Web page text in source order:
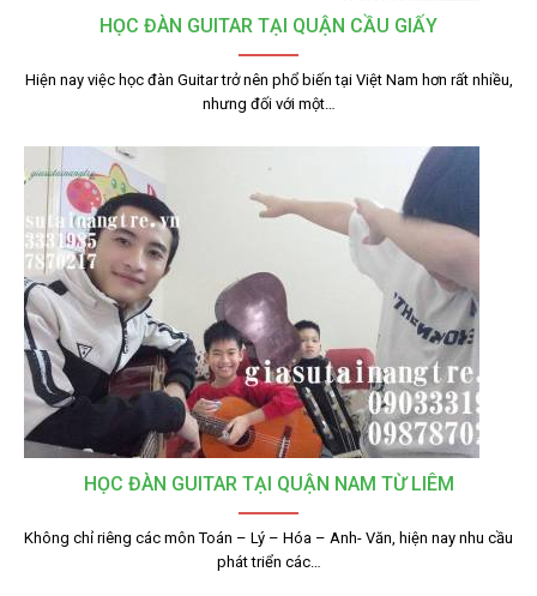
HỌC ĐÀN GUITAR TẠI QUẬN CẦU GIẤY
Hiện nay việc học đàn Guitar trở nên phổ biến tại Việt Nam hơn rất nhiều,
nhưng đối với một…
HỌC ĐÀN GUITAR TẠI QUẬN NAM TỪ LIÊM
Không chỉ riêng các môn Toán – Lý – Hóa – Anh- Văn, hiện nay nhu cầu
phát triển các…